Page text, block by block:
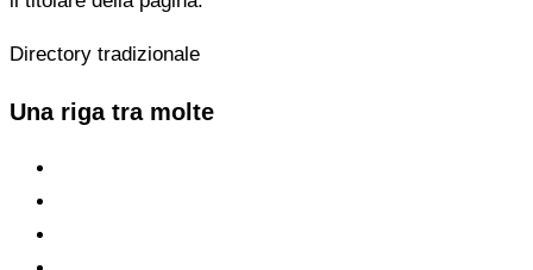
Directory tradizionale
Una riga tra molte